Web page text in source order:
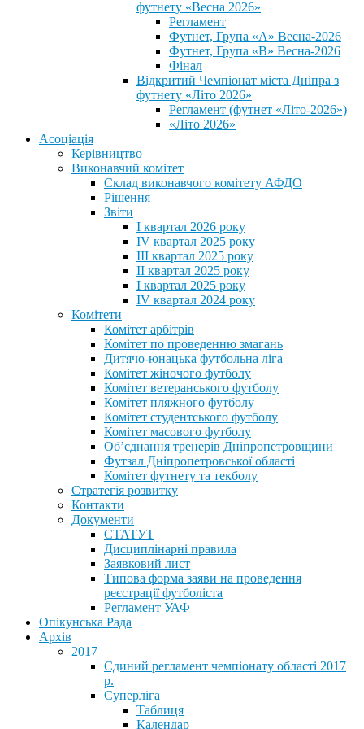
футнету «Весна 2026»
Регламент
Футнет, Група «А» Весна-2026
Футнет, Група «В» Весна-2026
Фінал
Відкритий Чемпіонат міста Дніпра з
футнету «Літо 2026»
Регламент (футнет «Літо-2026»)
«Літо 2026»
Асоціація
Керівництво
Виконавчий комітет
Склад виконавчого комітету АФДО
Рішення
Звіти
I квартал 2026 року
IV квартал 2025 року
III квартал 2025 року
II квартал 2025 року
I квартал 2025 року
IV квартал 2024 року
Комітети
Комітет арбітрів
Комітет по проведенню змагань
Дитячо-юнацька футбольна ліга
Комітет жіночого футболу
Комітет ветеранського футболу
Комітет пляжного футболу
Комітет студентського футболу
Комітет масового футболу
Обʼєднання тренерів Дніпропетровщини
Футзал Дніпропетровської області
Комітет футнету та текболу
Стратегія розвитку
Контакти
Документи
СТАТУТ
Дисциплінарні правила
Заявковий лист
Типова форма заяви на проведення
реєстрації футболіста
Регламент УАФ
Опікунська Рада
Архів
2017
Єдиний регламент чемпіонату області 2017
р.
Суперліга
Таблиця
Календар